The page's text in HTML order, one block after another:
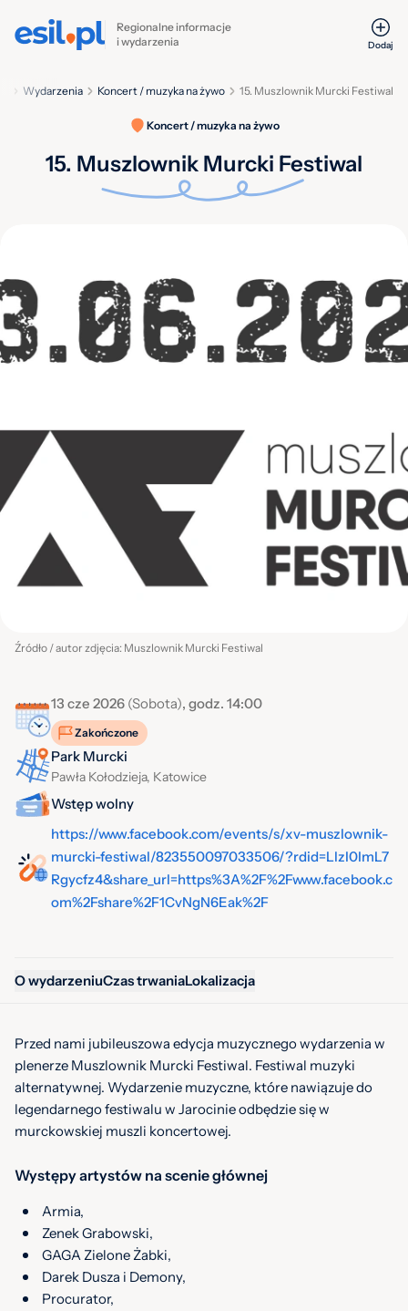
Regionalne informacje
i wydarzenia
Dodaj
15. Muszlownik Murcki Festiwal
Koncert / muzyka na żywo
Wydarzenia
Koncert / muzyka na żywo
15. Muszlownik Murcki Festiwal
Źródło / autor zdjęcia: Muszlownik Murcki Festiwal
13 cze 2026 (Sobota), godz. 14:00
Zakończone
Park Murcki
Pawła Kołodzieja, Katowice
Wstęp wolny
https://www.facebook.com/events/s/xv-muszlownik-
murcki-festiwal/823550097033506/?rdid=LlzI0ImL7
Rgycfz4&share_url=https%3A%2F%2Fwww.facebook.c
om%2Fshare%2F1CvNgN6Eak%2F
O wydarzeniuCzas trwaniaLokalizacja
Przed nami jubileuszowa edycja muzycznego wydarzenia w
plenerze Muszlownik Murcki Festiwal. Festiwal muzyki
alternatywnej. Wydarzenie muzyczne, które nawiązuje do
legendarnego festiwalu w Jarocinie odbędzie się w
murckowskiej muszli koncertowej.
Występy artystów na scenie głównej
Armia,
Zenek Grabowski,
GAGA Zielone Żabki,
Darek Dusza i Demony,
Procurator,